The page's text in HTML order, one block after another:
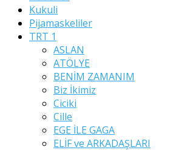
Kukuli
Pijamaskeliler
TRT 1
ASLAN
ATÖLYE
BENİM ZAMANIM
Biz İkimiz
Ciciki
Cille
EGE İLE GAGA
ELİF ve ARKADAŞLARI